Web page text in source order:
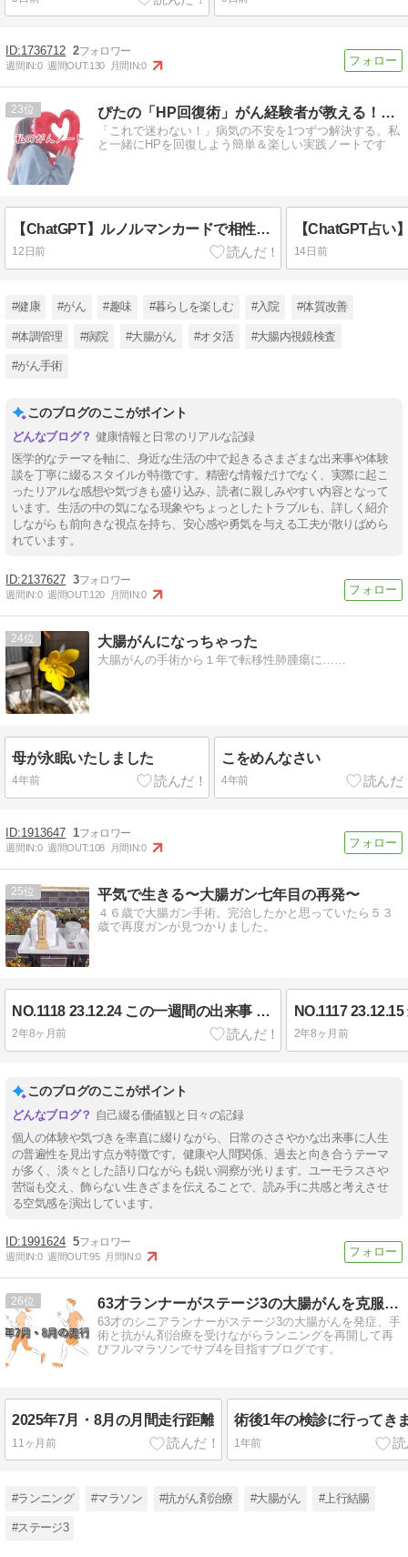
1736712 2
週間IN:0 週間OUT:130 月間IN:0
23 ぴたの「HP回復術」がん経験者が教える！実践ノート
「これで迷わない！」病気の不安を1つずつ解決する。私
と一緒にHPを回復しよう簡単＆楽しい実践ノートです
【ChatGPT】ルノルマンカードで相性占い！推し・恋愛・友達も無料で占える
12日前 14日前
#健康 #がん #趣味 #暮らしを楽しむ #入院 #体質改善
#体調管理 #病院 #大腸がん #オタ活 #大腸内視鏡検査
#がん手術
このブログのここがポイント
健康情報と日常のリアルな記録
医学的なテーマを軸に、身近な生活の中で起きるさまざまな出来事や体験
談を丁寧に綴るスタイルが特徴です。精密な情報だけでなく、実際に起こ
ったリアルな感想や気づきも盛り込み、読者に親しみやすい内容となって
います。生活の中の気になる現象やちょっとしたトラブルも、詳しく紹介
しながらも前向きな視点を持ち、安心感や勇気を与える工夫が散りばめら
れています。
2137627 3
週間IN:0 週間OUT:120 月間IN:0
24 大腸がんになっちゃった
大腸がんの手術から１年で転移性肺腫瘍に……
母が永眠いたしました
4年前
こをめんなさい
4年前
1913647 1
週間IN:0 週間OUT:108 月間IN:0
25 平気で生きる〜大腸ガン七年目の再発〜
４６歳で大腸ガン手術。完治したかと思っていたら５３
歳で再度ガンが見つかりました。
NO.1118 23.12.24 この一週間の出来事 その１
2年8ヶ月前 2年8ヶ月前
このブログのここがポイント
自己綴る価値観と日々の記録
個人の体験や気づきを率直に綴りながら、日常のささやかな出来事に人生
の普遍性を見出す点が特徴です。健康や人間関係、過去と向き合うテーマ
が多く、淡々とした語り口ながらも鋭い洞察が光ります。ユーモラスさや
苦悩も交え、飾らない生きざまを伝えることで、読み手に共感と考えさせ
る空気感を演出しています。
1991624 5
週間IN:0 週間OUT:95 月間IN:0
26 63才ランナーがステージ3の大腸がんを克服してサブ4に再挑戦
63才のシニアランナーがステージ3の大腸がんを発症、手
術と抗がん剤治療を受けながらランニングを再開して再
びフルマラソンでサブ4を目指すブログです。
2025年7月・8月の月間走行距離
11ヶ月前
術後1年の検診に行ってき
1年前
#ランニング #マラソン #抗がん剤治療 #大腸がん #上行結腸
#ステージ3